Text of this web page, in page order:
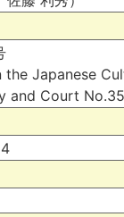
the Japanese
and Court